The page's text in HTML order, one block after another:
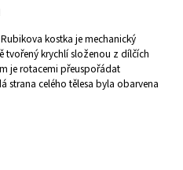
Rubikova kostka je mechanický
krychlí složenou z dílčích
je rotacemi přeuspořádat
strana celého tělesa byla obarvena